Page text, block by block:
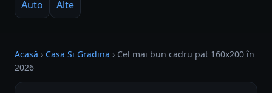
Auto
Alte
Acasă › Casa Si Gradina › Cel mai bun cadru pat 160x200 în
2026